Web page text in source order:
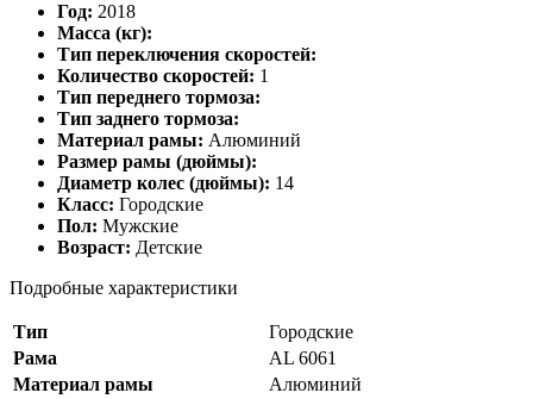
Год: 2018
Масса (кг):
Тип переключения скоростей:
Количество скоростей: 1
Тип переднего тормоза:
Тип заднего тормоза:
Материал рамы: Алюминий
Размер рамы (дюймы):
Диаметр колес (дюймы): 14
Класс: Городские
Пол: Мужские
Возраст: Детские
Подробные характеристики
Тип
Городские
Рама
AL 6061
Материал рамы
Алюминий